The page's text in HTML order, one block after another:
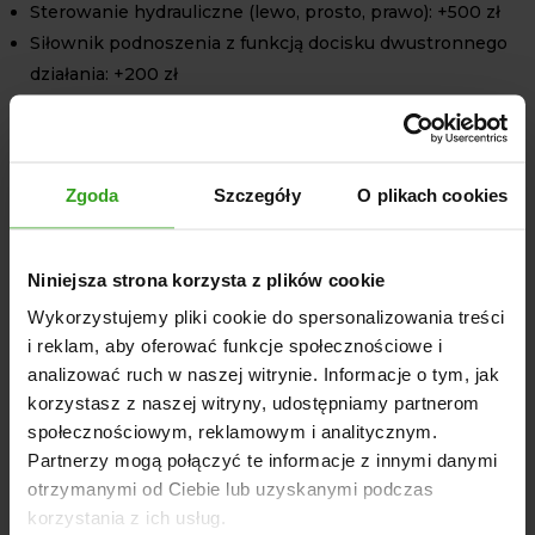
Zgoda Szczegóły O plikach cookies
Niniejsza strona korzysta z plików cookie
Wykorzystujemy pliki cookie do spersonalizowania treści
i reklam, aby oferować funkcje społecznościowe i
analizować ruch w naszej witrynie. Informacje o tym, jak
korzystasz z naszej witryny, udostępniamy partnerom
społecznościowym, reklamowym i analitycznym.
Partnerzy mogą połączyć te informacje z innymi danymi
otrzymanymi od Ciebie lub uzyskanymi podczas
korzystania z ich usług.
Sterowanie hydrauliczne (lewo, prosto, prawo): +500 zł
Siłownik podnoszenia z funkcją docisku dwustronnego
działania: +200 zł
Szerokość: 200 cm
Grubość blachy: 3 mm
Masa: 24 kg
Postaw na profesjonalny pług do odśnieżania. Pług do
śniegu C-360 3-Pto niezastąpione narzędzie w
zimowych pracach z ciągnikami URSUS C-3603-P.
Zapewnij sobie bezpieczeństwo oraz wygodę podczas
odśnieżania!